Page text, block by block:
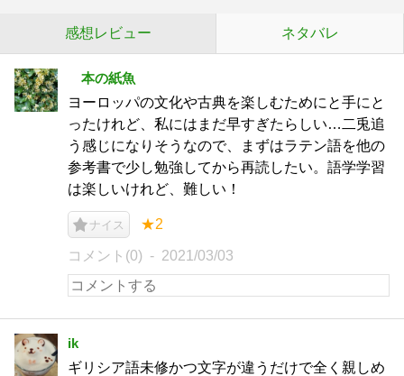
感想レビュー ネタバレ
本の紙魚
ヨーロッパの文化や古典を楽しむためにと手にと
ったけれど、私にはまだ早すぎたらしい…二兎追
う感じになりそうなので、まずはラテン語を他の
参考書で少し勉強してから再読したい。語学学習
は楽しいけれど、難しい！
ナイス ★2
コメント(0) 2021/03/03
ik
ギリシア語未修かつ文字が違うだけで全く親しめ